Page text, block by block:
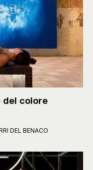
del colore
DEL BENACO